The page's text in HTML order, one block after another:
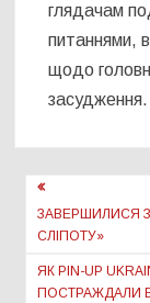
глядачам
питаннями,
щодо
засудження.
Навігація
записів
ЗАВЕРШИЛИСЯ
СЛІПОТУ»
ЯК PIN-UP
ПОСТРАЖДАЛИ